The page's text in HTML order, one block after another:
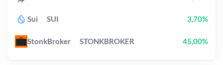
Sui SUI 3,70%
StonkBroker STONKBROKER 45,00%